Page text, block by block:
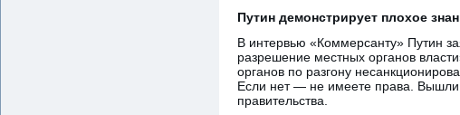
Путин демонстрирует плохое
В интервью «Коммерсанту» Путин
разрешение местных органов
органов по разгону
Если нет — не имеете права.
правительства.